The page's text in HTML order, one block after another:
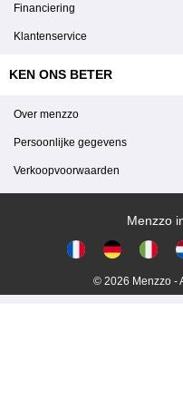
Financiering
Klantenservice
KEN ONS BETER
Over menzzo
Persoonlijke gegevens
Verkoopvoorwaarden
Menzzo
© 2026 Menzzo -